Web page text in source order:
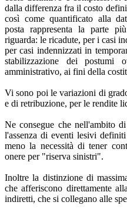
dalla differenza fra il costo
così come quantificato alla
posta rappresenta la parte
riguarda: le ricadute, per i casi
per casi indennizzati in
stabilizzazione dei postumi
amministrativo, ai fini della
Vi sono poi le variazioni di
e di retribuzione, per le rendite
Ne consegue che nell'ambito
l'assenza di eventi lesivi
meno la necessità di tener
onere per "riserva sinistri".
Inoltre la distinzione di
che afferiscono direttamente
indiretti, che si collegano alle